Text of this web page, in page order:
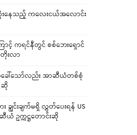
းနေသည့် ကလေးငယ်အလောင်း
ောင့် ကရင်နီတွင် စစ်ဘေးရှောင်
တိုးလာ
ေါ်သော်လည်း အာဆီယံတစ်စုံ
ဆို
ချွင်းချက်မရှိ လွှတ်ပေးရန် US
ဆီယံ ဥက္ကဋ္ဌတောင်းဆို